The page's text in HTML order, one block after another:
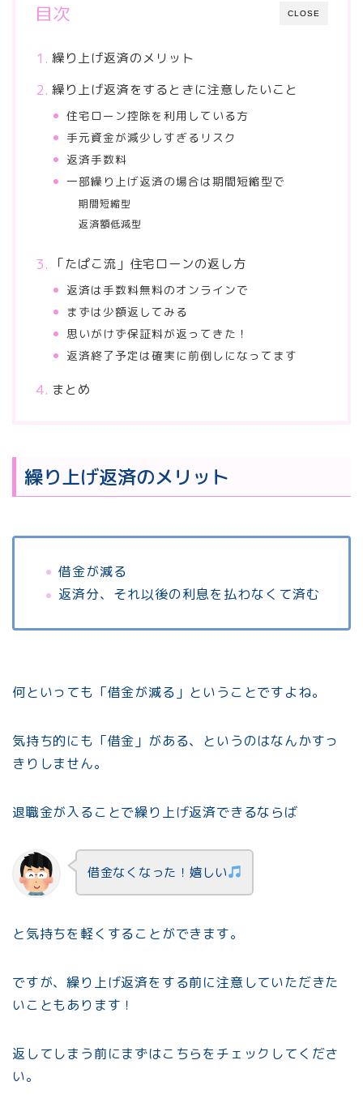
CLOSE
目次
繰り上げ返済のメリット
繰り上げ返済をするときに注意したいこと
住宅ローン控除を利用している方
手元資金が減少しすぎるリスク
返済手数料
一部繰り上げ返済の場合は期間短縮型で
期間短縮型
返済額低減型
「たぱこ流」住宅ローンの返し方
返済は手数料無料のオンラインで
まずは少額返してみる
思いがけず保証料が返ってきた！
返済終了予定は確実に前倒しになってます
まとめ
繰り上げ返済のメリット
借金が減る
返済分、それ以後の利息を払わなくて済む
何といっても「借金が減る」ということですよね。
気持ち的にも「借金」がある、というのはなんかすっ
きりしません。
退職金が入ることで繰り上げ返済できるならば
借金なくなった！嬉しい
と気持ちを軽くすることができます。
ですが、繰り上げ返済をする前に注意していただきた
いこともあります！
返してしまう前にまずはこちらをチェックしてくださ
い。